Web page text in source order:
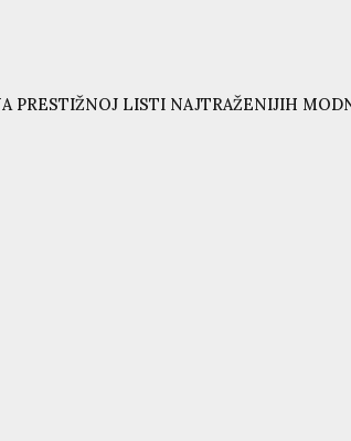
PRESTIŽNOJ LISTI NAJTRAŽENIJIH